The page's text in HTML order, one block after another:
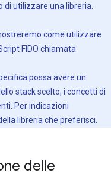
di utilizzare una libreria.
come utilizzare
FIDO chiamata
possa avere un
stack scelto, i concetti di
Per indicazioni
libreria che preferisci.
delle